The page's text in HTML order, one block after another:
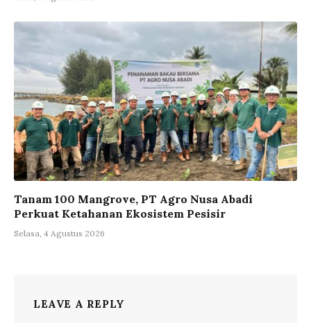
Tanam 100 Mangrove, PT Agro Nusa Abadi
Perkuat Ketahanan Ekosistem Pesisir
Selasa, 4 Agustus 2026
LEAVE A REPLY